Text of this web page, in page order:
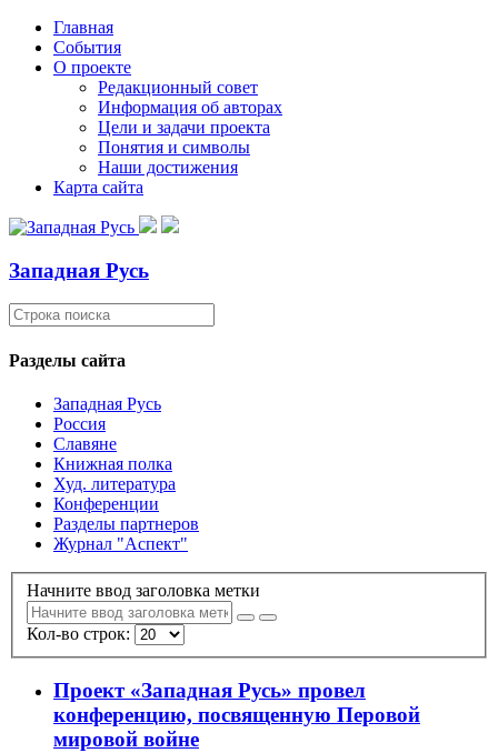
Главная
События
О проекте
Редакционный совет
Информация об авторах
Цели и задачи проекта
Понятия и символы
Наши достижения
Карта сайта
Западная Русь
Разделы сайта
Западная Русь
Россия
Славяне
Книжная полка
Худ. литература
Конференции
Разделы партнеров
Журнал "Аспект"
Начните ввод заголовка метки
Кол-во строк:
Проект «Западная Русь» провел
конференцию, посвященную Перовой
мировой войне